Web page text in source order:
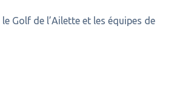
Golf de l’Ailette et les équipes de